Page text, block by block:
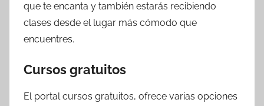
que te encanta y también estarás recibiendo
clases desde el lugar más cómodo que
encuentres.
Cursos gratuitos
El portal cursos gratuitos, ofrece varias opciones